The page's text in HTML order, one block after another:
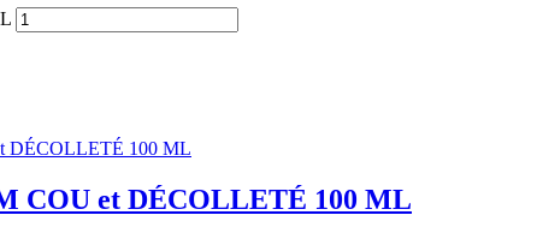
COU et DÉCOLLETÉ 100 ML